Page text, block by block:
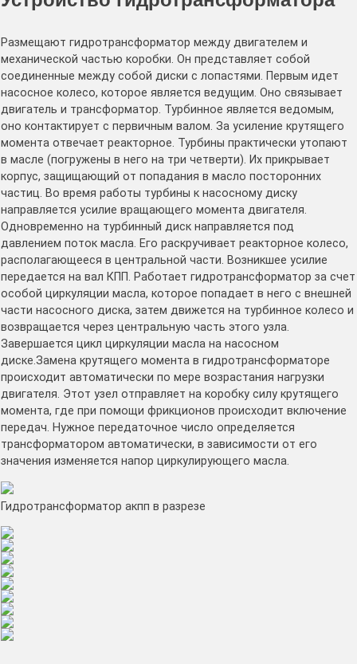
Размещают гидротрансформатор между двигателем и
механической частью коробки. Он представляет собой
соединенные между собой диски с лопастями. Первым идет
насосное колесо, которое является ведущим. Оно связывает
двигатель и трансформатор. Турбинное является ведомым,
оно контактирует с первичным валом. За усиление крутящего
момента отвечает реакторное. Турбины практически утопают
в масле (погружены в него на три четверти). Их прикрывает
корпус, защищающий от попадания в масло посторонних
частиц. Во время работы турбины к насосному диску
направляется усилие вращающего момента двигателя.
Одновременно на турбинный диск направляется под
давлением поток масла. Его раскручивает реакторное колесо,
располагающееся в центральной части. Возникшее усилие
передается на вал КПП. Работает гидротрансформатор за счет
особой циркуляции масла, которое попадает в него с внешней
части насосного диска, затем движется на турбинное колесо и
возвращается через центральную часть этого узла.
Завершается цикл циркуляции масла на насосном
диске.Замена крутящего момента в гидротрансформаторе
происходит автоматически по мере возрастания нагрузки
двигателя. Этот узел отправляет на коробку силу крутящего
момента, где при помощи фрикционов происходит включение
передач. Нужное передаточное число определяется
трансформатором автоматически, в зависимости от его
значения изменяется напор циркулирующего масла.
Гидротрансформатор акпп в разрезе